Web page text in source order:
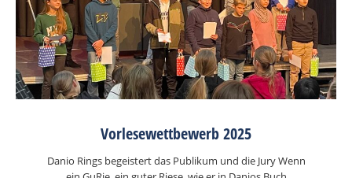
Vorlesewettbewerb 2025
Danio Rings begeistert das Publikum und die Jury Wenn